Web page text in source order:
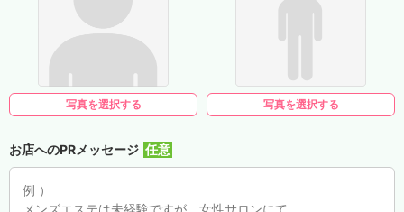
写真を選択する 写真を選択する
お店へのPRメッセージ